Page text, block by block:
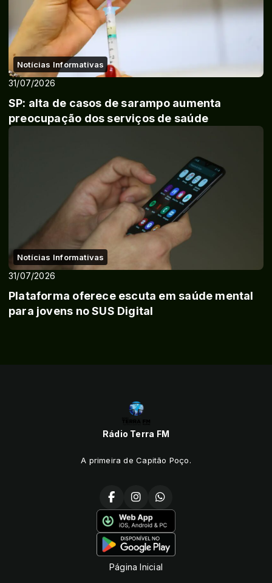
Notícias Informativas
31/07/2026
SP: alta de casos de sarampo aumenta
preocupação dos serviços de saúde
Notícias Informativas
31/07/2026
Plataforma oferece escuta em saúde mental
para jovens no SUS Digital
Rádio Terra FM
A primeira de Capitão Poço.
Página Inicial